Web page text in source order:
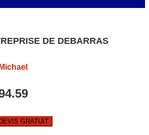
DE DEBARRAS
GRATUIT